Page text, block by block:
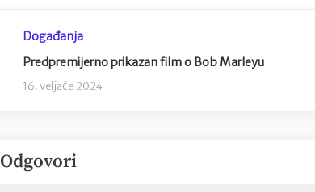
Događanja
Predpremijerno prikazan film o Bob Marleyu
16. veljače 2024
Odgovori